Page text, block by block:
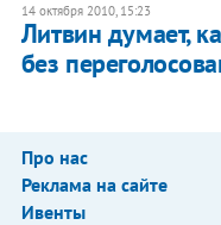
14 октября 2010, 15:23
Литвин думает,
без
Про нас
Реклама на сайте
Ивенты